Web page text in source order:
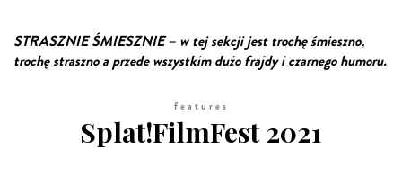
STRASZNIE ŚMIESZNIE – w tej sekcji jest trochę śmieszno,
trochę straszno a przede wszystkim dużo frajdy i czarnego humoru.
features
Splat!FilmFest 2021